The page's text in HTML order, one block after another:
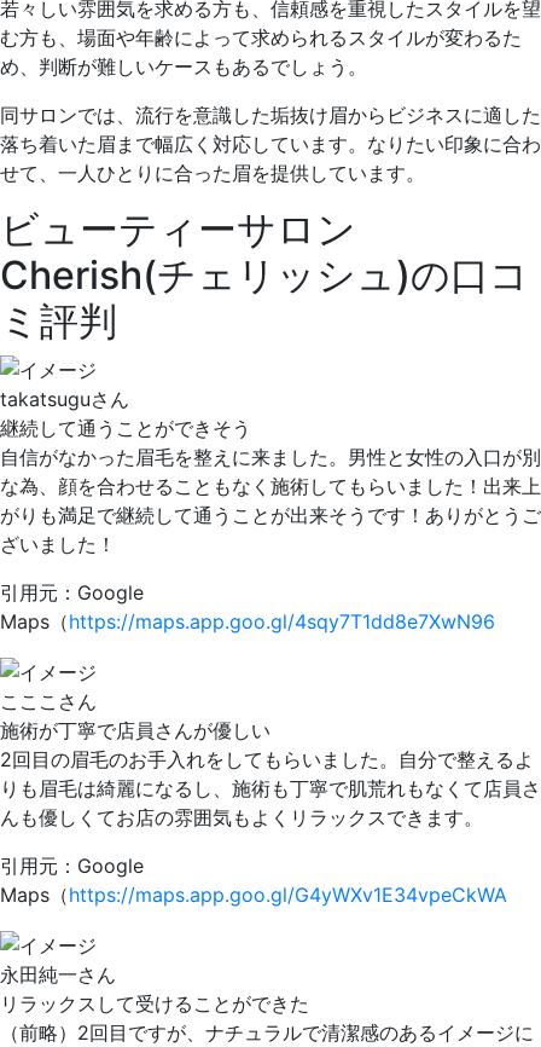
若々しい雰囲気を求める方も、信頼感を重視したスタイルを望
む方も、場面や年齢によって求められるスタイルが変わるた
め、判断が難しいケースもあるでしょう。
同サロンでは、 流行を意識した垢抜け眉からビジネスに適した
落ち着いた眉まで幅広く対応しています。なりたい印象に合わ
せて、一人ひとりに合った眉を提供しています。
ビューティーサロン
Cherish(チェリッシュ)の口コ
ミ評判
takatsuguさん
継続して通うことができそう
自信がなかった眉毛を整えに来ました。 男性と女性の入口が別
な為、顔を合わせることもなく施術してもらいました！出来上
がりも満足で継続して通うことが出来そうです！ありがとうご
ざいました！
引用元：Google
Maps（https://maps.app.goo.gl/4sqy7T1dd8e7XwN96
こここさん
施術が丁寧で店員さんが優しい
2回目の眉毛のお手入れをしてもらいました。自分で整えるよ
りも眉毛は綺麗になるし、施術も丁寧で肌荒れもなくて 店員さ
んも優しくてお店の雰囲気もよく リラックスできます。
引用元：Google
Maps（https://maps.app.goo.gl/G4yWXv1E34vpeCkWA
永田純一さん
リラックスして受けることができた
（前略）2回目ですが、ナチュラルで清潔感のあるイメージに